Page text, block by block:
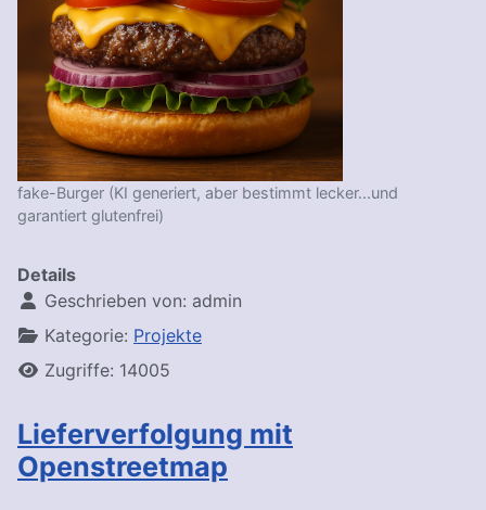
fake-Burger (KI generiert, aber bestimmt lecker...und
garantiert glutenfrei)
Details
Geschrieben von: admin
Kategorie: Projekte
Zugriffe: 14005
Lieferverfolgung mit
Openstreetmap